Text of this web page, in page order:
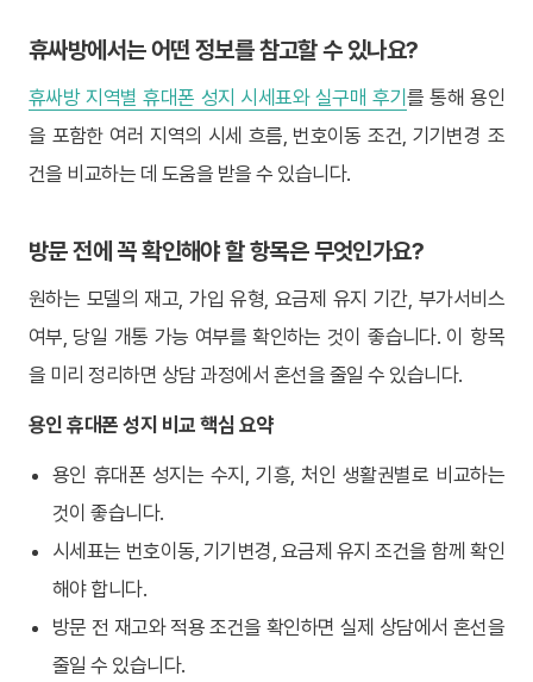
휴싸방에서는 어떤 정보를 참고할 수 있나요?
휴싸방 지역별 휴대폰 성지 시세표와 실구매 후기를 통해 용인
을 포함한 여러 지역의 시세 흐름, 번호이동 조건, 기기변경 조
건을 비교하는 데 도움을 받을 수 있습니다.
방문 전에 꼭 확인해야 할 항목은 무엇인가요?
원하는 모델의 재고, 가입 유형, 요금제 유지 기간, 부가서비스
여부, 당일 개통 가능 여부를 확인하는 것이 좋습니다. 이 항목
을 미리 정리하면 상담 과정에서 혼선을 줄일 수 있습니다.
용인 휴대폰 성지 비교 핵심 요약
용인 휴대폰 성지는 수지, 기흥, 처인 생활권별로 비교하는
것이 좋습니다.
시세표는 번호이동, 기기변경, 요금제 유지 조건을 함께 확인
해야 합니다.
방문 전 재고와 적용 조건을 확인하면 실제 상담에서 혼선을
줄일 수 있습니다.